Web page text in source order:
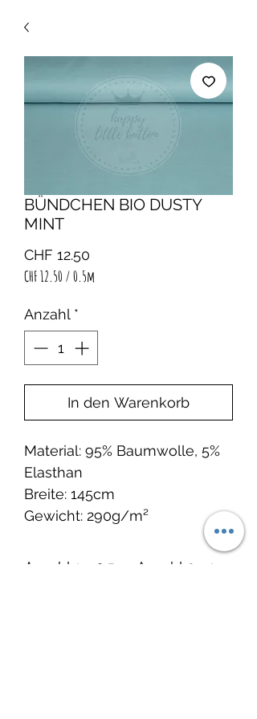
BÜNDCHEN BIO DUSTY
MINT
CHF 12.50
CHF 12.50 /0.5m
pro
0.5
Meter
Anzahl *
In den Warenkorb
Material: 95% Baumwolle, 5%
Elasthan
Breite: 145cm
Gewicht: 290g/m²
Anzahl 1 = 0.5 m Anzahl 2 = 1